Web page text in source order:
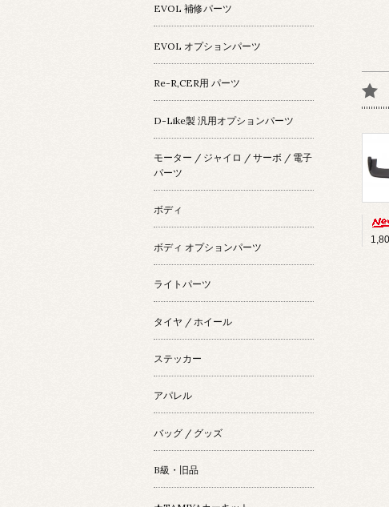
EVOL 補修パーツ
EVOL オプションパーツ
Re-R,CER用 パーツ
D-Like製 汎用オプションパーツ
モーター / ジャイロ / サーボ / 電子
パーツ
ボディ
ボディ オプションパーツ
ライトパーツ
タイヤ / ホイール
ステッカー
アパレル
バッグ / グッズ
B級・旧品